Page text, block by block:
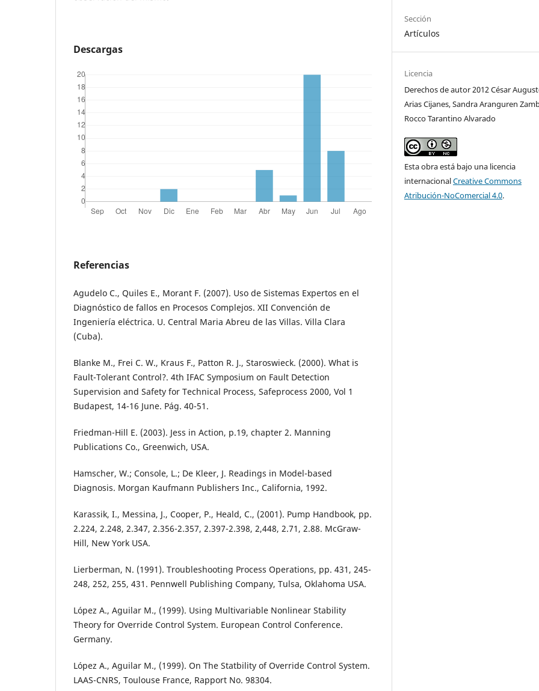
Descargas
Referencias
Agudelo C., Quiles E., Morant F. (2007). Uso de Sistemas Expertos en el
Diagnóstico de fallos en Procesos Complejos. XII Convención de
Ingeniería eléctrica. U. Central Maria Abreu de las Villas. Villa Clara
(Cuba).
Blanke M., Frei C. W., Kraus F., Patton R. J., Staroswieck. (2000). What is
Fault-Tolerant Control?. 4th IFAC Symposium on Fault Detection
Supervision and Safety for Technical Process, Safeprocess 2000, Vol 1
Budapest, 14-16 June. Pág. 40-51.
Friedman-Hill E. (2003). Jess in Action, p.19, chapter 2. Manning
Publications Co., Greenwich, USA.
Hamscher, W.; Console, L.; De Kleer, J. Readings in Model-based
Diagnosis. Morgan Kaufmann Publishers Inc., California, 1992.
Karassik, I., Messina, J., Cooper, P., Heald, C., (2001). Pump Handbook, pp.
2.224, 2.248, 2.347, 2.356-2.357, 2.397-2.398, 2,448, 2.71, 2.88. McGraw-
Hill, New York USA.
Lierberman, N. (1991). Troubleshooting Process Operations, pp. 431, 245-
248, 252, 255, 431. Pennwell Publishing Company, Tulsa, Oklahoma USA.
López A., Aguilar M., (1999). Using Multivariable Nonlinear Stability
Theory for Override Control System. European Control Conference.
Germany.
López A., Aguilar M., (1999). On The Statbility of Override Control System.
LAAS-CNRS, Toulouse France, Rapport No. 98304.
Sección
Artículos
Licencia
Derechos de autor 2012 César
Arias Cijanes, Sandra Aranguren
Rocco Tarantino Alvarado
Esta obra está bajo una licencia
internacionalCreative Commons
Atribución-NoComercial 4.0.